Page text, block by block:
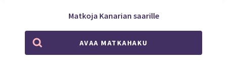
Matkoja Kanarian saarille
AVAA MATKAHAKU